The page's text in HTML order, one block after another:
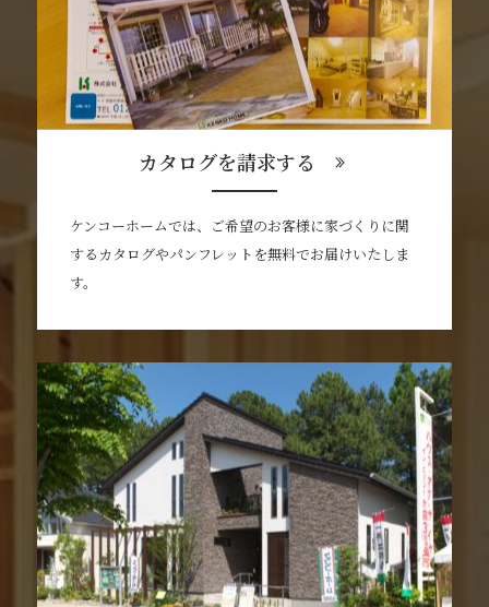
カタログを請求する
ケンコーホームでは、ご希望のお客様に家づくりに関
するカタログやパンフレットを無料でお届けいたしま
す。